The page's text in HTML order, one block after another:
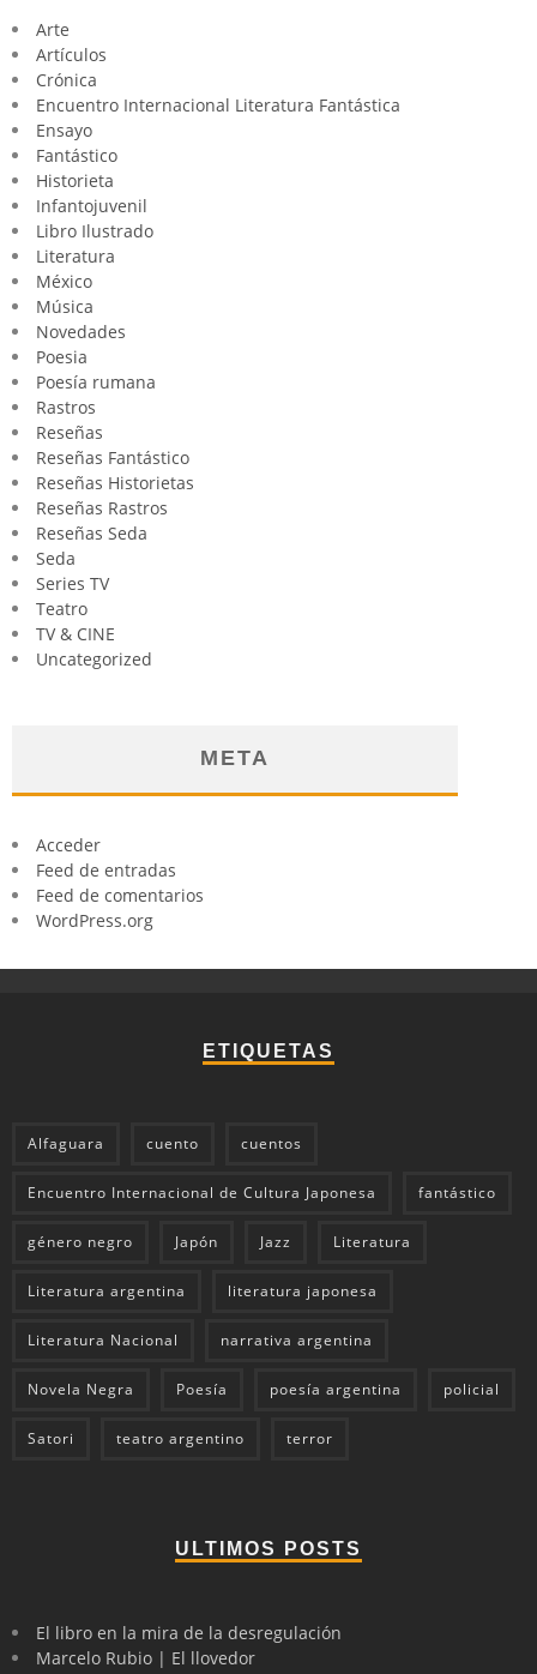
Arte
Artículos
Crónica
Encuentro Internacional Literatura Fantástica
Ensayo
Fantástico
Historieta
Infantojuvenil
Libro Ilustrado
Literatura
México
Música
Novedades
Poesia
Poesía rumana
Rastros
Reseñas
Reseñas Fantástico
Reseñas Historietas
Reseñas Rastros
Reseñas Seda
Seda
Series TV
Teatro
TV & CINE
Uncategorized
META
Acceder
Feed de entradas
Feed de comentarios
WordPress.org
ETIQUETAS
Alfaguara cuento cuentos
Encuentro Internacional de Cultura Japonesa fantástico
género negro Japón Jazz Literatura
Literatura argentina literatura japonesa
Literatura Nacional narrativa argentina
Novela Negra Poesía poesía argentina policial
Satori teatro argentino terror
ULTIMOS POSTS
El libro en la mira de la desregulación
Marcelo Rubio | El llovedor